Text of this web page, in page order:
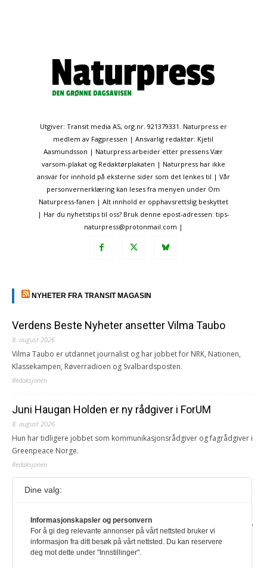
Utgiver: Transit media AS, org.nr. 921379331. Naturpress er
medlem av Fagpressen | Ansvarlig redaktør: Kjetil
Aasmundsson | Naturpress arbeider etter pressens Vær
varsom-plakat og Redaktørplakaten | Naturpress har ikke
ansvar for innhold på eksterne sider som det lenkes til | Vår
personvernerklæring kan leses fra menyen under Om
Naturpress-fanen | Alt innhold er opphavsrettslig beskyttet
| Har du nyhetstips til oss? Bruk denne epost-adressen: tips-
naturpress@protonmail.com |
NYHETER FRA TRANSIT MAGASIN
Verdens Beste Nyheter ansetter Vilma Taubo
8. august 2026
Vilma Taubo er utdannet journalist og har jobbet for NRK, Nationen,
Klassekampen, Røverradioen og Svalbardsposten.
Redaksjonen
Juni Haugan Holden er ny rådgiver i ForUM
8. august 2026
Hun har tidligere jobbet som kommunikasjonsrådgiver og fagrådgiver i
Greenpeace Norge.
Redaksjonen
Journalist fra Vietnam idømt 7 års fengsel
Kommunistpartiet i Vietnam har total kontroll over alle offisielle medier,
aviser, TV- og radiokanaler. For å lese denne må du ha abonnement
Logg inn her Ny abonnent? Velg Årsabonnement, Månedsabonnement
Dine valg:
Informasjonskapsler og personvern
For å gi deg relevante annonser på vårt nettsted bruker vi
informasjon fra ditt besøk på vårt nettsted. Du kan reservere
deg mot dette under "Innstillinger".